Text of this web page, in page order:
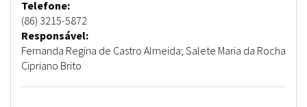
Telefone:
(86) 3215-5872
Responsável:
Fernanda Regina de Castro Almeida; Salete Maria da Rocha
Cipriano Brito